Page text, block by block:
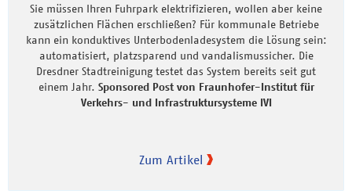
Sie müssen Ihren Fuhrpark elektrifizieren, wollen aber keine
zusätzlichen Flächen erschließen? Für kommunale Betriebe
kann ein konduktives Unterbodenladesystem die Lösung sein:
automatisiert, platzsparend und vandalismussicher. Die
Dresdner Stadtreinigung testet das System bereits seit gut
einem Jahr. Sponsored Post von Fraunhofer-Institut für
Verkehrs- und Infrastruktursysteme IVI
Zum Artikel